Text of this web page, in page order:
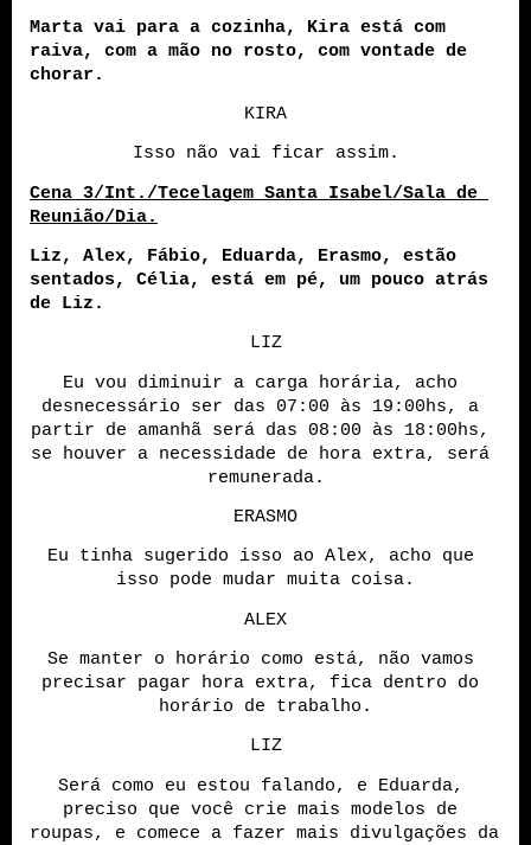
Marta vai para a cozinha, Kira está com
raiva, com a mão no rosto, com vontade de
chorar.
KIRA
Isso não vai ficar assim.
Cena 3/Int./Tecelagem Santa Isabel/Sala de
Reunião/Dia.
Liz, Alex, Fábio, Eduarda, Erasmo, estão
sentados, Célia, está em pé, um pouco atrás
de Liz.
LIZ
Eu vou diminuir a carga horária, acho
desnecessário ser das 07:00 às 19:00hs, a
partir de amanhã será das 08:00 às 18:00hs,
se houver a necessidade de hora extra, será
remunerada.
ERASMO
Eu tinha sugerido isso ao Alex, acho que
isso pode mudar muita coisa.
ALEX
Se manter o horário como está, não vamos
precisar pagar hora extra, fica dentro do
horário de trabalho.
LIZ
Será como eu estou falando, e Eduarda,
preciso que você crie mais modelos de
roupas, e comece a fazer mais divulgações da